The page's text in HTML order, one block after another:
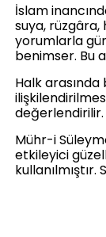
İslam
suya,
yorumlarla
benimser. Bu
Halk
değerlendirilir.
Mühr-i
etkileyici